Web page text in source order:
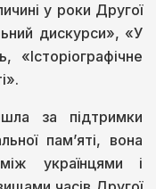
у роки Другої
дискурси», «У
«Історіографічне
за підтримки
пам’яті, вона
між українцями і